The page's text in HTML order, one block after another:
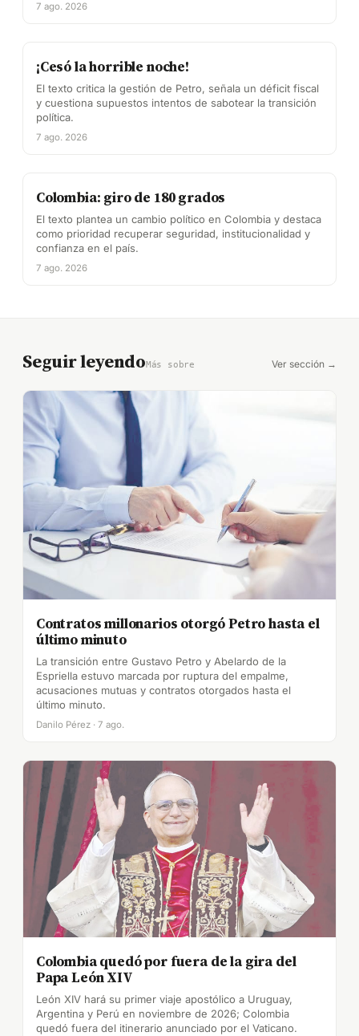
7 ago. 2026
¡Cesó la horrible noche!
El texto critica la gestión de Petro, señala un déficit fiscal
y cuestiona supuestos intentos de sabotear la transición
política.
7 ago. 2026
Colombia: giro de 180 grados
El texto plantea un cambio político en Colombia y destaca
como prioridad recuperar seguridad, institucionalidad y
confianza en el país.
7 ago. 2026
Seguir leyendoMás sobre Ver sección →
Contratos millonarios otorgó Petro hasta el
último minuto
La transición entre Gustavo Petro y Abelardo de la
Espriella estuvo marcada por ruptura del empalme,
acusaciones mutuas y contratos otorgados hasta el
último minuto.
Danilo Pérez · 7 ago.
Colombia quedó por fuera de la gira del
Papa León XIV
León XIV hará su primer viaje apostólico a Uruguay,
Argentina y Perú en noviembre de 2026; Colombia
quedó fuera del itinerario anunciado por el Vaticano.